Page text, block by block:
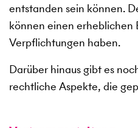
entstanden sein können.
können einen erheblichen
Verpflichtungen haben.
Darüber hinaus gibt es
rechtliche Aspekte, die